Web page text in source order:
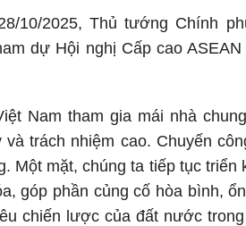
10/2025, Thủ tướng Chính
dự Hội nghị Cấp cao
Nam tham gia mái nhà
trách nhiệm cao. Chuyến
Một mặt, chúng ta tiếp tục triển
góp phần củng cố hòa bình,
chiến lược của đất nước